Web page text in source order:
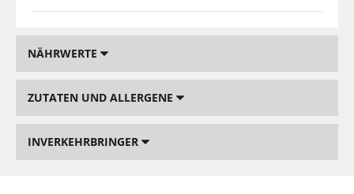
NÄHRWERTE
ZUTATEN UND ALLERGENE
INVERKEHRBRINGER